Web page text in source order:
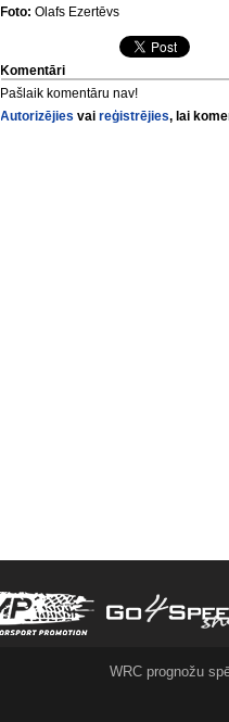
Foto: Olafs Ezertēvs
Komentāri
Pašlaik komentāru nav!
Autorizējies vaireģistrējies, lai
WRC prognožu